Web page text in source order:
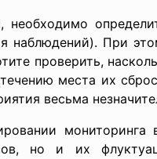
При
проверить,
места их
весьма
но и их